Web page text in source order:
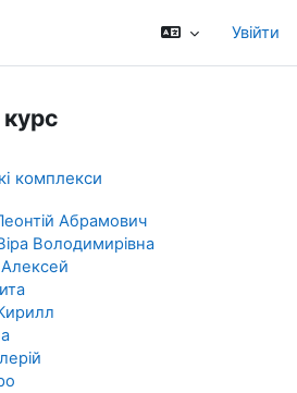
Увійти
комплекси
Абрамович
Володимирівна